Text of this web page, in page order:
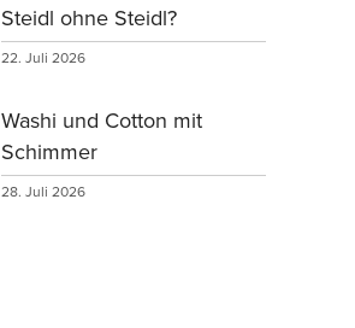
Steidl ohne Steidl?
22. Juli 2026
Washi und Cotton mit
Schimmer
28. Juli 2026